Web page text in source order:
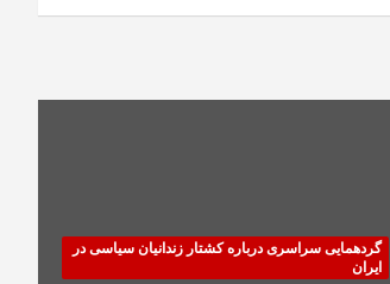
گردهمایی سراسری درباره کشتار زندانیان سیاسی در
ایران